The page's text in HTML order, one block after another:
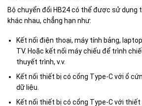
Bộ chuyển đổi HB24 có thể được sử dụng
khác nhau, chẳng hạn như:
Kết nối điện thoại, máy tính bảng,
TV. Hoặc kết nối máy chiếu để trình
thuyết trình, v.v.
Kết nối thiết bị có cổng Type-C với ổ
dữ liệu.
Kết nối thiết bị có cổng Type-C với